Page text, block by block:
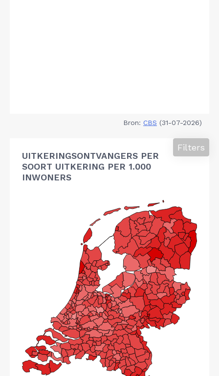
Bron: CBS (31-07-2026)
UITKERINGSONTVANGERS PER
SOORT UITKERING PER 1.000
INWONERS
Filters